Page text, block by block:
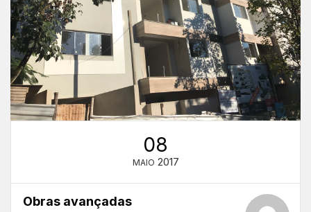
08
MAIO 2017
Obras avançadas